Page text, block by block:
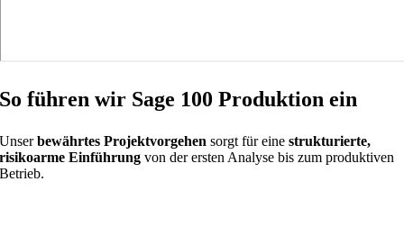
So führen wir Sage 100 Produktion ein
Unserbewährtes Projektvorgehen sorgt für einestrukturierte,
risikoarme Einführung von der ersten Analyse bis zum produktiven
Betrieb.